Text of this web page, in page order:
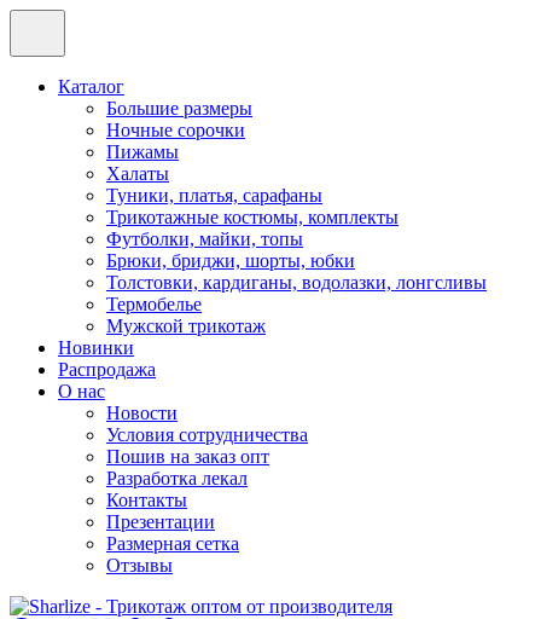
Каталог
Большие размеры
Ночные сорочки
Пижамы
Халаты
Туники, платья, сарафаны
Трикотажные костюмы, комплекты
Футболки, майки, топы
Брюки, бриджи, шорты, юбки
Толстовки, кардиганы, водолазки, лонгсливы
Термобелье
Мужской трикотаж
Новинки
Распродажа
О нас
Новости
Условия сотрудничества
Пошив на заказ опт
Разработка лекал
Контакты
Презентации
Размерная сетка
Отзывы